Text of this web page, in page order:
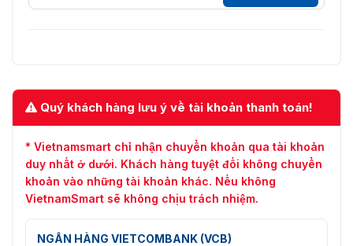
Quý khách hàng lưu ý về tài khoản thanh toán!
* Vietnamsmart chỉ nhận chuyển khoản qua tài khoản
duy nhất ở dưới. Khách hàng tuyệt đối không chuyển
khoản vào những tài khoản khác. Nếu không
VietnamSmart sẽ không chịu trách nhiệm.
NGÂN HÀNG VIETCOMBANK (VCB)